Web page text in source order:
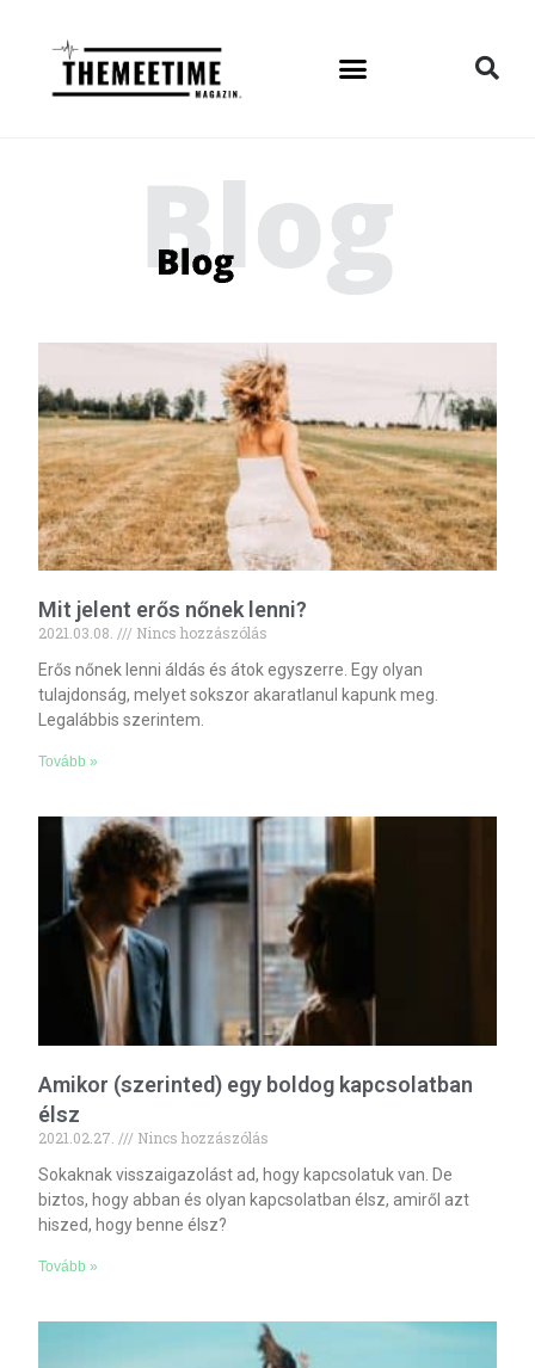
Mit jelent erős nőnek lenni?
2021.03.08.
Nincs hozzászólás
Erős nőnek lenni áldás és átok egyszerre. Egy olyan
tulajdonság, melyet sokszor akaratlanul kapunk meg.
Legalábbis szerintem.
Tovább »
Amikor (szerinted) egy boldog kapcsolatban
élsz
2021.02.27.
Nincs hozzászólás
Sokaknak visszaigazolást ad, hogy kapcsolatuk van. De
biztos, hogy abban és olyan kapcsolatban élsz, amiről azt
hiszed, hogy benne élsz?
Tovább »